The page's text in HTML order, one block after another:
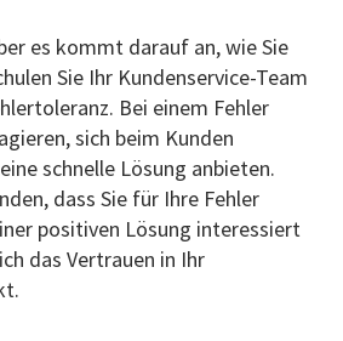
es kommt darauf an, wie Sie
Sie Ihr Kundenservice-Team
Bei einem Fehler
sich beim Kunden
schnelle Lösung anbieten.
dass Sie für Ihre Fehler
positiven Lösung interessiert
das Vertrauen in Ihr